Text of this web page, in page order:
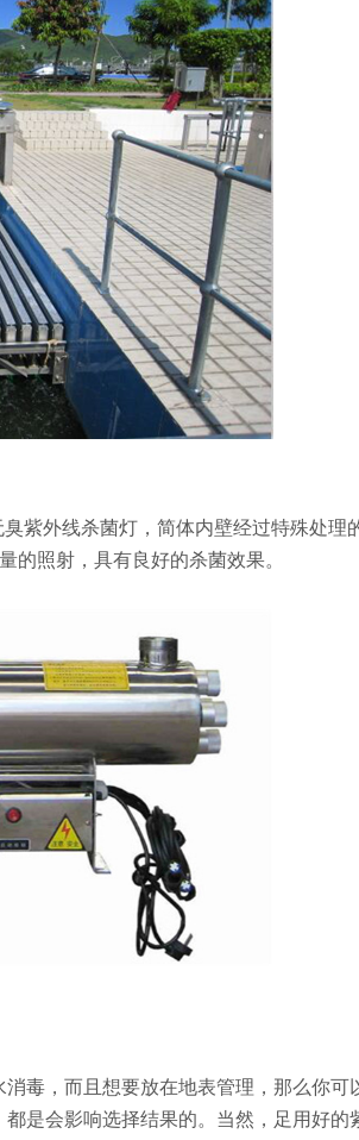
紫外线杀菌灯，简体内壁经过特殊处理
的照射，具有良好的杀菌效果。
毒，而且想要放在地表管理，那么你可
是会影响选择结果的。当然，足用好的